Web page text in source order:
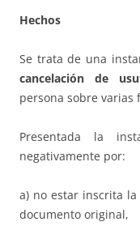
Hechos
Se trata de una
cancelación de
persona sobre varias
Presentada la
negativamente por:
a) no estar inscrita
documento original,